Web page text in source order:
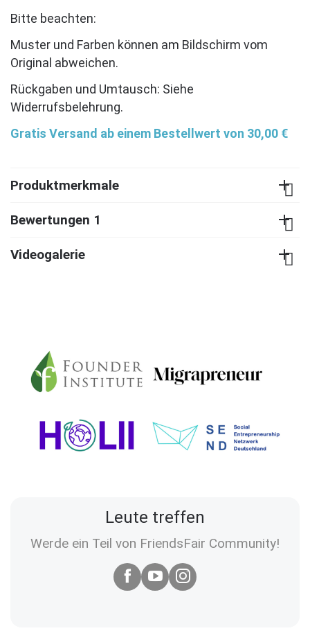
Bitte beachten:
Muster und Farben können am Bildschirm vom
Original abweichen.
Rückgaben und Umtausch: Siehe
Widerrufsbelehrung.
Gratis Versand ab einem Bestellwert von 30,00 €
Produktmerkmale
Bewertungen 1
Videogalerie
Leute treffen
Werde ein Teil von FriendsFair Community!